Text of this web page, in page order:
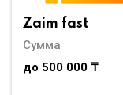
Zaim fast
Сумма
до 500 000 ₸